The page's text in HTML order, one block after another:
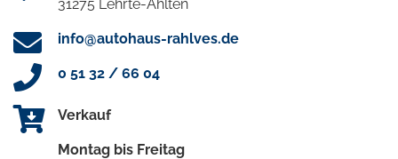
31275 Lehrte-Ahlten
info@autohaus-rahlves.de
0 51 32 / 66 04
Verkauf
Montag bis Freitag